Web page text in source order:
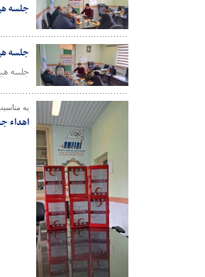
جلسه
جلسه
جلسه
به
اهداء